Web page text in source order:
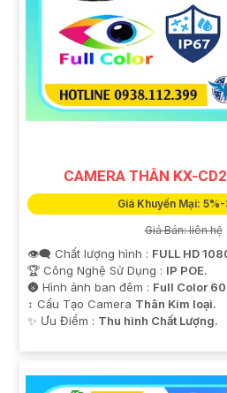
CAMERA THÂN KX-
Giá Khuyến Mại:
Giá Bán: liên hệ
👁️‍🗨 Chất lượng hình : FULL HD
🏆 Công Nghệ Sử Dụng : IP POE.
🌚 Hình ảnh ban đêm : Full Color
↕️ Cấu Tạo Camera Thân Kim loại.
️✨ Ưu Điểm : Thu hình Chất Lượng.